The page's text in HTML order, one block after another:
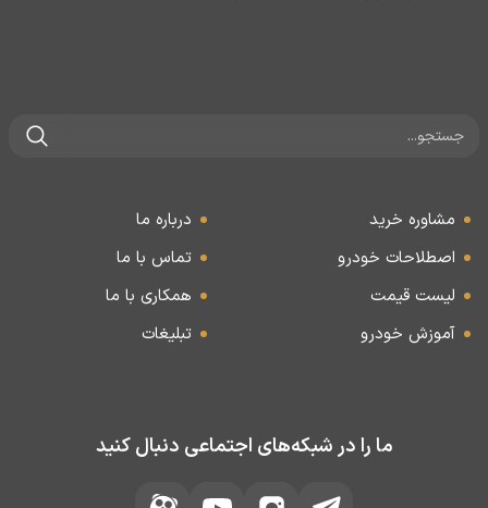
مشاوره خرید
اصطلاحات خودرو
لیست قیمت
آموزش خودرو
درباره ما
تماس با ما
همکاری با ما
تبلیغات
ما را در شبکه‌های اجتماعی دنبال کنید